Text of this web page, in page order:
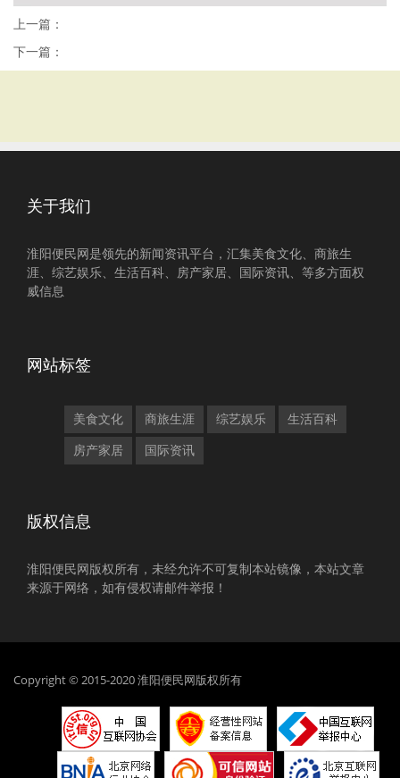
上一篇：
下一篇：
关于我们
淮阳便民网是领先的新闻资讯平台，汇集美食文化、商旅生
涯、综艺娱乐、生活百科、房产家居、国际资讯、等多方面权
威信息
网站标签
美食文化 商旅生涯 综艺娱乐 生活百科
房产家居 国际资讯
版权信息
淮阳便民网版权所有，未经允许不可复制本站镜像，本站文章
来源于网络，如有侵权请邮件举报！
Copyright © 2015-2020 淮阳便民网版权所有